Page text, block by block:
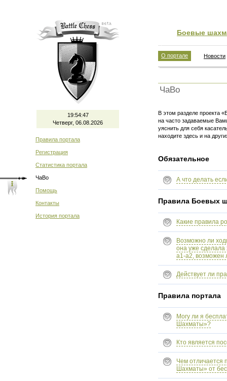
19:54:47
Четверг, 06.08.2026
Правила портала
Регистрация
Статистика портала
ЧаВо
Помощь
Контакты
История портала
Боевые
О портале Новости
ЧаВо
В этом разделе проекта
на часто задаваемые
уяснить для себя
находите здесь и на
Обязательное
А что делать
Правила Боевых
Какие правила
Возможно ли
она уже сделала
a1-a2, возможен
Действует ли
Правила портала
Могу ли я
Шахматы»?
Кто является
Чем отличается
Шахматы» от